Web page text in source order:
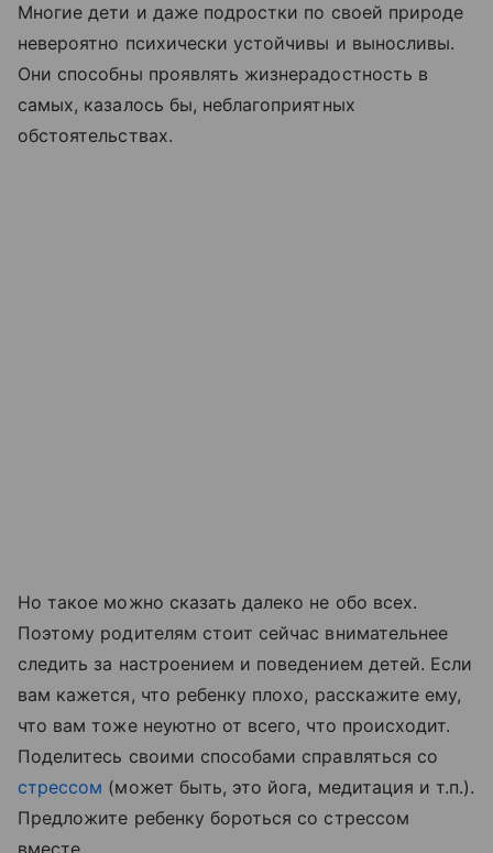
Многие дети и даже подростки по своей природе
невероятно психически устойчивы и выносливы.
Они способны проявлять жизнерадостность в
самых, казалось бы, неблагоприятных
обстоятельствах.
Но такое можно сказать далеко не обо всех.
Поэтому родителям стоит сейчас внимательнее
следить за настроением и поведением детей. Если
вам кажется, что ребенку плохо, расскажите ему,
что вам тоже неуютно от всего, что происходит.
Поделитесь своими способами справляться со
стрессом (может быть, это йога, медитация и т.п.).
Предложите ребенку бороться со стрессом
вместе.